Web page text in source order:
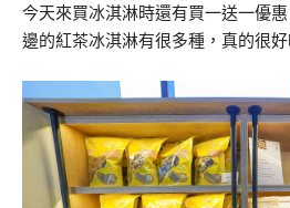
今天來買冰淇淋時還有買一送一優
邊的紅茶冰淇淋有很多種，真的很好